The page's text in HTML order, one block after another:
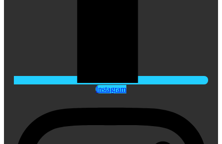
Instagram